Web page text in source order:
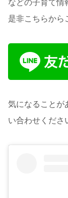
などの子育て情
是非こちらから
気になることが
い合わせくださ